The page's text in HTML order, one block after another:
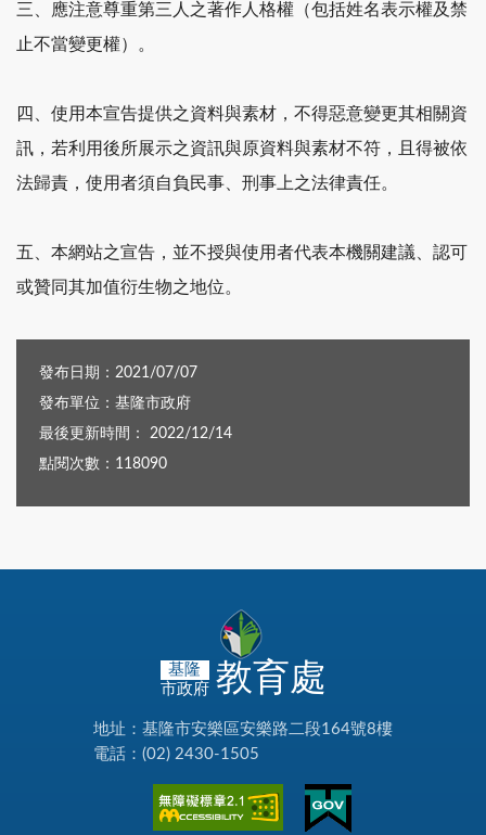
三、應注意尊重第三人之著作人格權（包括姓名表示權及禁
止不當變更權）。
四、使用本宣告提供之資料與素材，不得惡意變更其相關資
訊，若利用後所展示之資訊與原資料與素材不符，且得被依
法歸責，使用者須自負民事、刑事上之法律責任。
五、本網站之宣告，並不授與使用者代表本機關建議、認可
或贊同其加值衍生物之地位。
發布日期：2021/07/07
發布單位：基隆市政府
最後更新時間： 2022/12/14
點閱次數：118090
基隆
市政府 教育處
地址：基隆市安樂區安樂路二段164號8樓
電話：(02) 2430-1505